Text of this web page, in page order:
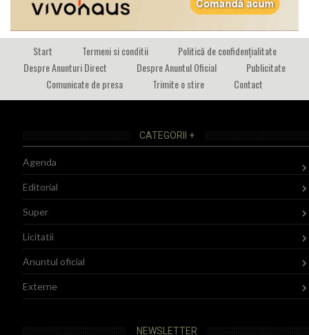
Start Termeni si conditii
Politică de confidențialitate
Despre Anunturi Direct
Despre Anuntul Oficial
Publicitate
Comunicate de presa
Trimite o stire Contact
CATEGORII +
Agenda
Editorial
Super
Licitatii
Anuntul oficial
Externe
NEWSLETTER